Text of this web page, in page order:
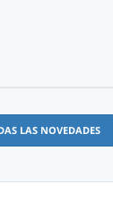
LAS NOVEDADES